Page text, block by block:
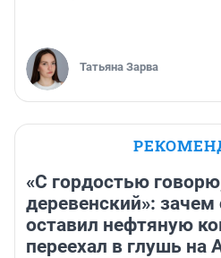
Татьяна Зарва
«С гордостью
деревенский»: зачем
оставил нефтяную
переехал в глушь на